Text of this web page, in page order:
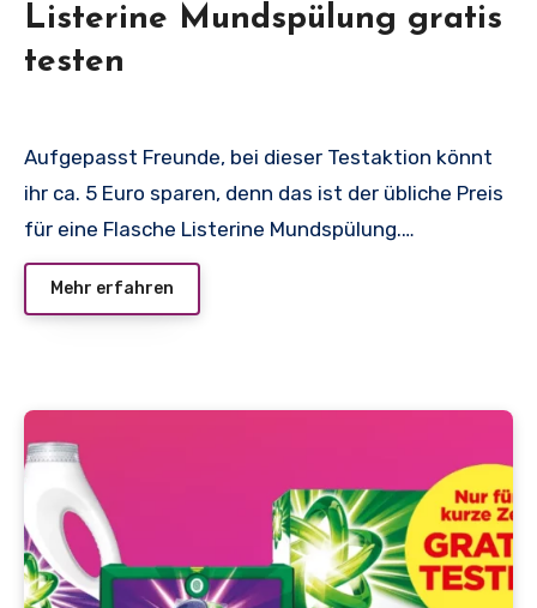
Listerine Mundspülung gratis
testen
Aufgepasst Freunde, bei dieser Testaktion könnt
ihr ca. 5 Euro sparen, denn das ist der übliche Preis
für eine Flasche Listerine Mundspülung.…
Mehr erfahren